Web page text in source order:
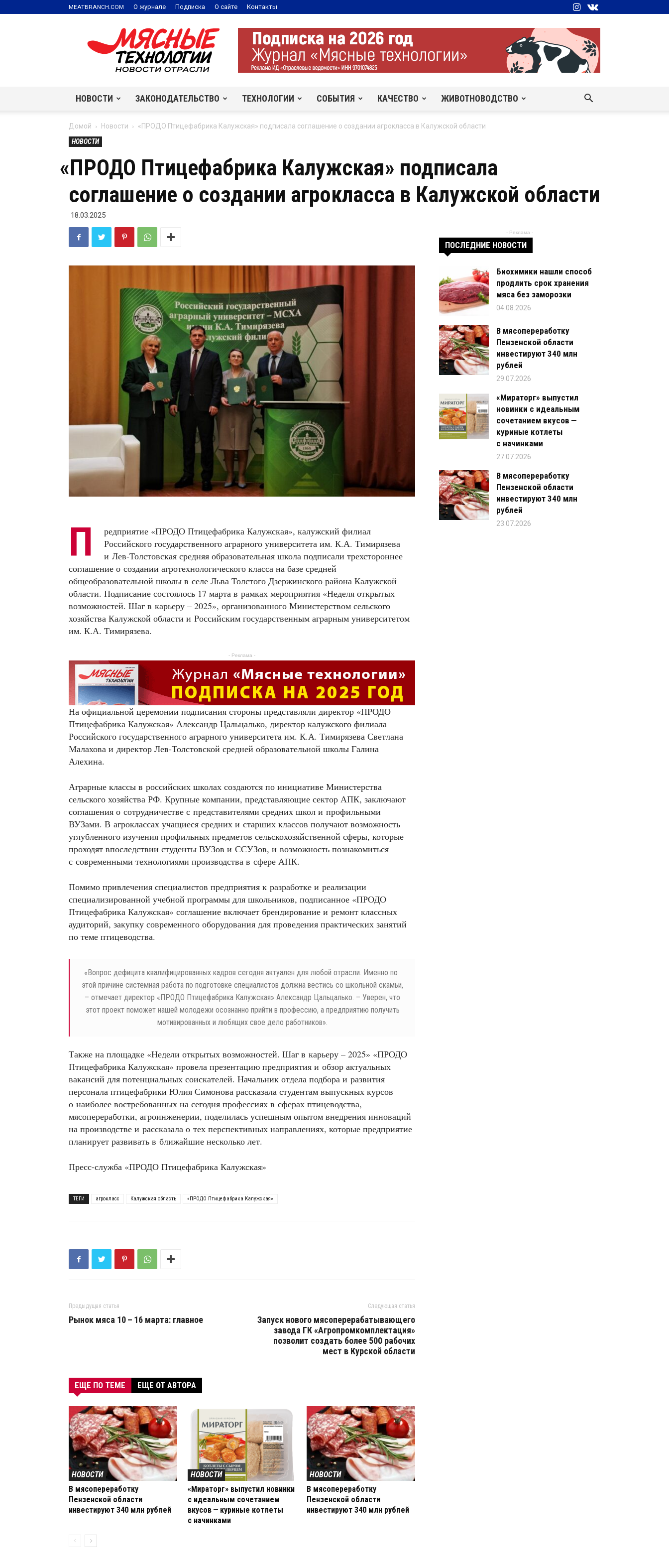
MEATBRANCH.COM О журнале Подписка О сайте Контакты
Мясные
технологии
|
Новости
отрасли
НОВОСТИ ЗАКОНОДАТЕЛЬСТВО ТЕХНОЛОГИИ СОБЫТИЯ КАЧЕСТВО ЖИВОТНОВОДСТВО
Домой Новости
«ПРОДО Птицефабрика Калужская» подписала соглашение о создании агрокласса в Калужской области
НОВОСТИ
«ПРОДО Птицефабрика Калужская» подписала
соглашение о создании агрокласса в Калужской области
18.03.2025
П
редприятие «ПРОДО Птицефабрика Калужская», калужский филиал
Российского государственного аграрного университета им. К.А. Тимирязева
и Лев-Толстовская средняя образовательная школа подписали трехстороннее
соглашение о создании агротехнологического класса на базе средней
общеобразовательной школы в селе Льва Толстого Дзержинского района Калужской
области. Подписание состоялось 17 марта в рамках мероприятия «Неделя открытых
возможностей. Шаг в карьеру – 2025», организованного Министерством сельского
хозяйства Калужской области и Российским государственным аграрным университетом
им. К.А. Тимирязева.
- Реклама -
На официальной церемонии подписания стороны представляли директор «ПРОДО
Птицефабрика Калужская» Александр Цальцалько, директор калужского филиала
Российского государственного аграрного университета им. К.А. Тимирязева Светлана
Малахова и директор Лев-Толстовской средней образовательной школы Галина
Алехина.
Аграрные классы в российских школах создаются по инициативе Министерства
сельского хозяйства РФ. Крупные компании, представляющие сектор АПК, заключают
соглашения о сотрудничестве с представителями средних школ и профильными
ВУЗами. В агроклассах учащиеся средних и старших классов получают возможность
углубленного изучения профильных предметов сельскохозяйственной сферы, которые
проходят впоследствии студенты ВУЗов и ССУЗов, и возможность познакомиться
с современными технологиями производства в сфере АПК.
Помимо привлечения специалистов предприятия к разработке и реализации
специализированной учебной программы для школьников, подписанное «ПРОДО
Птицефабрика Калужская» соглашение включает брендирование и ремонт классных
аудиторий, закупку современного оборудования для проведения практических занятий
по теме птицеводства.
«Вопрос дефицита квалифицированных кадров сегодня актуален для любой отрасли. Именно по
этой причине системная работа по подготовке специалистов должна вестись со школьной скамьи,
– отмечает директор «ПРОДО Птицефабрика Калужская» Александр Цальцалько. – Уверен, что
этот проект поможет нашей молодежи осознанно прийти в профессию, а предприятию получить
мотивированных и любящих свое дело работников».
Также на площадке «Недели открытых возможностей. Шаг в карьеру – 2025» «ПРОДО
Птицефабрика Калужская» провела презентацию предприятия и обзор актуальных
вакансий для потенциальных соискателей. Начальник отдела подбора и развития
персонала птицефабрики Юлия Симонова рассказала студентам выпускных курсов
о наиболее востребованных на сегодня профессиях в сферах птицеводства,
мясопереработки, агроинженерии, поделилась успешным опытом внедрения инноваций
на производстве и рассказала о тех перспективных направлениях, которые предприятие
планирует развивать в ближайшие несколько лет.
Пресс-служба «ПРОДО Птицефабрика Калужская»
ТЕГИ агрокласс Калужская область «ПРОДО Птицефабрика Калужская»
Предыдущая статья
Рынок мяса 10 – 16 марта: главное
Следующая статья
Запуск нового мясоперерабатывающего
завода ГК «Агропромкомплектация»
позволит создать более 500 рабочих
мест в Курской области
ЕЩЕ ПО ТЕМЕ ЕЩЕ ОТ АВТОРА
НОВОСТИ
В мясопереработку
Пензенской области
инвестируют 340 млн рублей
НОВОСТИ
«Мираторг» выпустил новинки
с идеальным сочетанием
вкусов — куриные котлеты
с начинками
НОВОСТИ
В мясопереработку
Пензенской области
инвестируют 340 млн рублей
- Реклама -
ПОСЛЕДНИЕ НОВОСТИ
Биохимики нашли способ
продлить срок хранения
мяса без заморозки
04.08.2026
В мясопереработку
Пензенской области
инвестируют 340 млн
рублей
29.07.2026
«Мираторг» выпустил
новинки с идеальным
сочетанием вкусов —
куриные котлеты
с начинками
27.07.2026
В мясопереработку
Пензенской области
инвестируют 340 млн
рублей
23.07.2026